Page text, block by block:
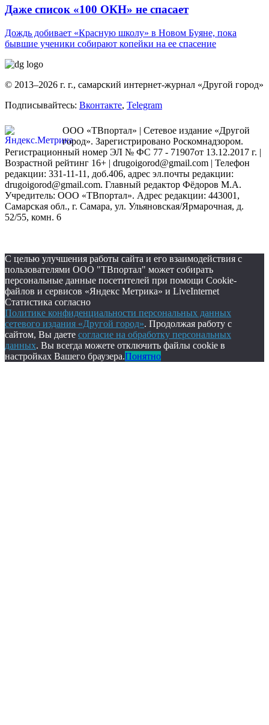
Даже список «100 ОКН» не спасает
Дождь добивает «Красную школу» в Новом Буяне, пока
бывшие ученики собирают копейки на ее спасение
© 2013–2026 г. г., самарский интернет-журнал «Другой город»
Подписывайтесь: Вконтакте, Telegram
ООО «ТВпортал» | Сетевое издание «Другой
город». Зарегистрировано Роскомнадзором.
Регистрационный номер ЭЛ № ФС 77 - 71907от 13.12.2017 г. |
Возрастной рейтинг 16+ | drugoigorod@gmail.com | Телефон
редакции: 331-11-11, доб.406, адрес эл.почты редакции:
drugoigorod@gmail.com. Главный редактор Фёдоров М.А.
Учредитель: ООО «ТВпортал». Адрес редакции: 443001,
Самарская обл., г. Самара, ул. Ульяновская/Ярмарочная, д.
52/55, комн. 6
С целью улучшения работы сайта и его взаимодействия с
пользователями ООО "ТВпортал" может собирать
персональные данные посетителей при помощи Cookie-
файлов и сервисов «Яндекс Метрика» и LiveInternet
Статистика согласно
Политике конфиденциальности персональных данных
сетевого издания «Другой город». Продолжая работу с
сайтом, Вы даете согласие на обработку персональных
данных. Вы всегда можете отключить файлы cookie в
настройках Вашего браузера.Понятно